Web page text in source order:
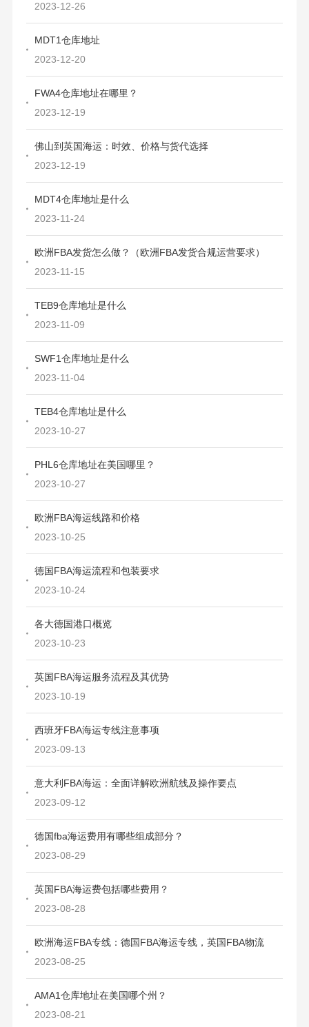
2023-12-26
MDT1仓库地址
2023-12-20
FWA4仓库地址在哪里？
2023-12-19
佛山到英国海运：时效、价格与货代选择
2023-12-19
MDT4仓库地址是什么
2023-11-24
欧洲FBA发货怎么做？（欧洲FBA发货合规运营要求）
2023-11-15
TEB9仓库地址是什么
2023-11-09
SWF1仓库地址是什么
2023-11-04
TEB4仓库地址是什么
2023-10-27
PHL6仓库地址在美国哪里？
2023-10-27
欧洲FBA海运线路和价格
2023-10-25
德国FBA海运流程和包装要求
2023-10-24
各大德国港口概览
2023-10-23
英国FBA海运服务流程及其优势
2023-10-19
西班牙FBA海运专线注意事项
2023-09-13
意大利FBA海运：全面详解欧洲航线及操作要点
2023-09-12
德国fba海运费用有哪些组成部分？
2023-08-29
英国FBA海运费包括哪些费用？
2023-08-28
欧洲海运FBA专线：德国FBA海运专线，英国FBA物流
2023-08-25
AMA1仓库地址在美国哪个州？
2023-08-21